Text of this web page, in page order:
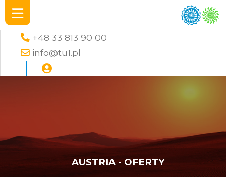
+48 33 813 90 00
info@tu1.pl
AUSTRIA - OFERTY